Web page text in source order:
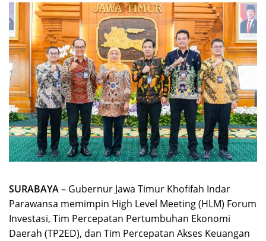
SURABAYA– Gubernur Jawa Timur Khofifah Indar
Parawansa memimpin High Level Meeting (HLM) Forum
Investasi, Tim Percepatan Pertumbuhan Ekonomi
Daerah (TP2ED), dan Tim Percepatan Akses Keuangan